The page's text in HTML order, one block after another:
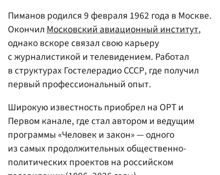
Пиманов родился 9 февраля 1962 года в Москве.
ОкончилМосковский авиационный институт,
однако вскоре связал свою карьеру
с журналистикой и телевидением. Работал
в структурах Гостелерадио СССР, где получил
первый профессиональный опыт.
Широкую известность приобрел на ОРТ и
Первом канале, где стал автором и ведущим
программы «Человек и закон» — одного
из самых продолжительных общественно-
политических проектов на российском